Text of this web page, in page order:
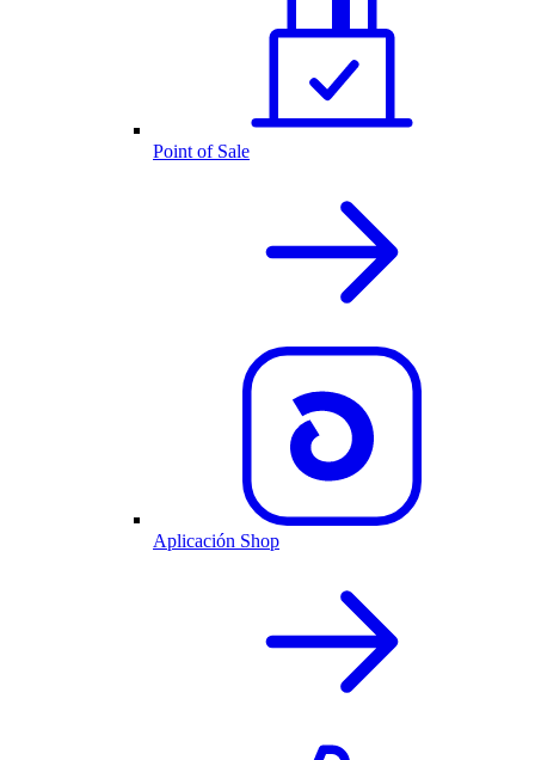
Point of Sale
Aplicación Shop